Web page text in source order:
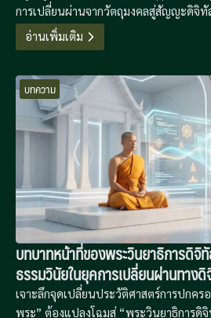
การเปลี่ยนผ่านจากวัตถุมงคลสู่สัญญะดิจิทั
ภูมิปัญญาดิจิทัลเพื่อรักษาความมั่นคงทางจิ
เคลื่อนความเชื่อ
อ่านเพิ่มเติม
บทความ
บทบาทหน้าที่ของพระวินยาธิการดิจิ
ธรรมวินัยในยุคการเปลี่ยนผ่านทาง
เจาะลึกจุดเปลี่ยนประวัติศาสตร์การปกคร
พระ” ต้องแปลงโฉมสู่ “พระวินยาธิการดิ